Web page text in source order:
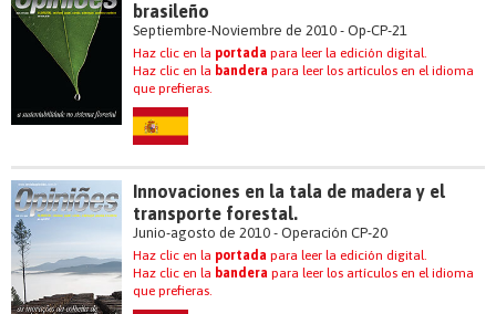
brasileño
Septiembre-Noviembre de 2010 - Op-CP-21
Haz clic en la portada para leer la edición digital.
Haz clic en la bandera para leer los artículos en el idioma
que prefieras.
Innovaciones en la tala de madera y el
transporte forestal.
Junio-agosto de 2010 - Operación CP-20
Haz clic en la portada para leer la edición digital.
Haz clic en la bandera para leer los artículos en el idioma
que prefieras.